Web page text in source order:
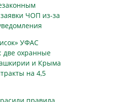
ЧОП из-за
УФАС
две охранные
и Крыма
на 4,5